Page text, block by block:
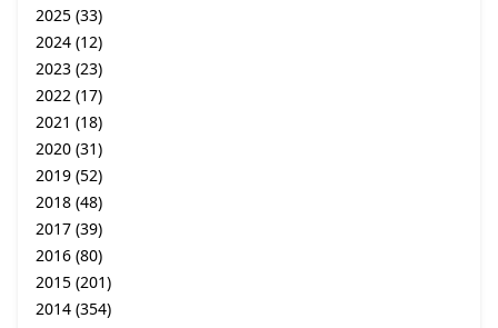
2025 (33)
2024 (12)
2023 (23)
2022 (17)
2021 (18)
2020 (31)
2019 (52)
2018 (48)
2017 (39)
2016 (80)
2015 (201)
2014 (354)